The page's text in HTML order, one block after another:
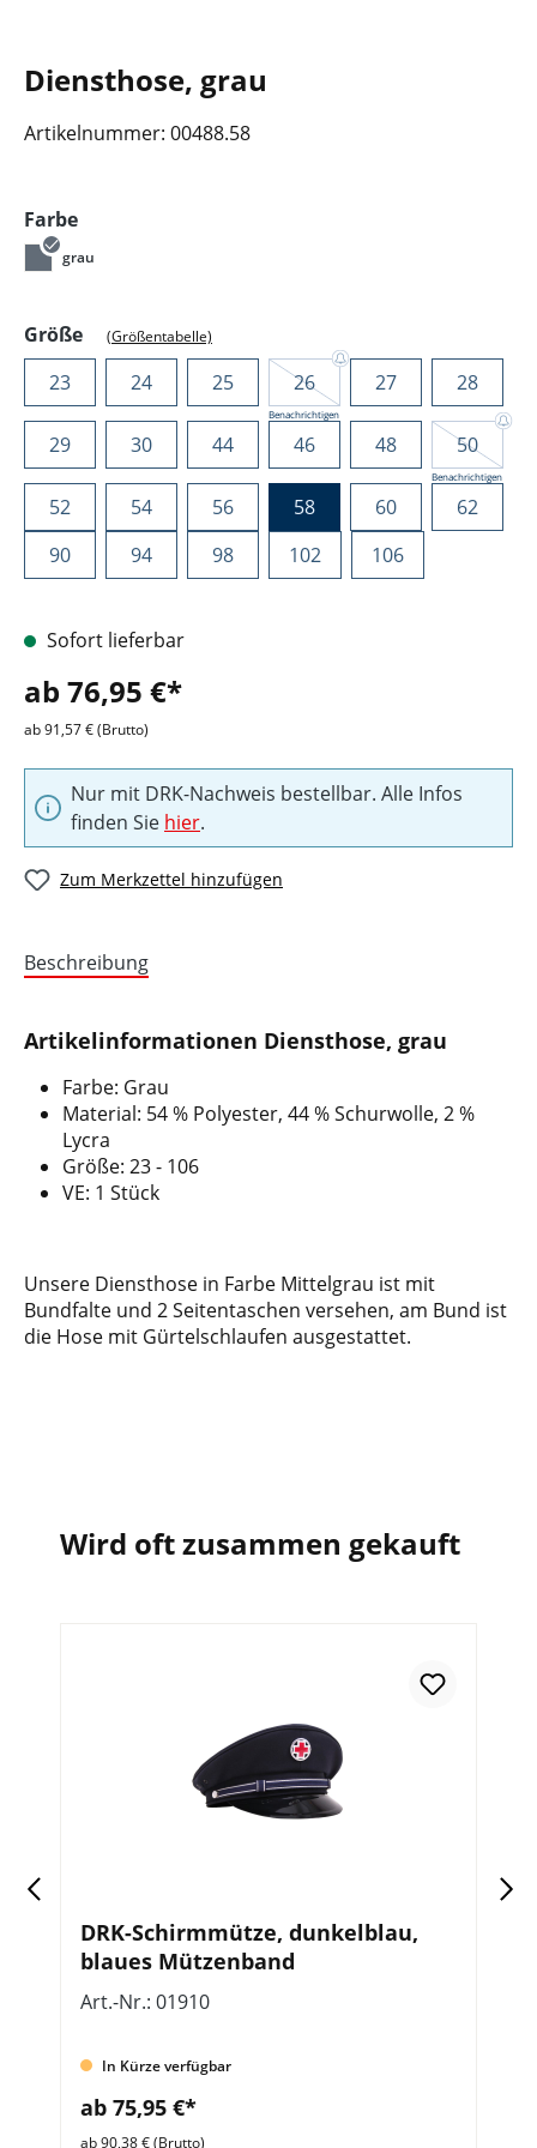
Diensthose, grau
Artikelnummer: 00488.58
Farbeauswählen
grau
Größeauswählen
(Größentabelle)
23 24 25 26
Benachrichtigen
27 28
29 30 44 46 48 50
Benachrichtigen
52 54 56 58 60
62
90
94 98 102 106
Sofort lieferbar
ab 76,95 €*
ab 91,57 € (Brutto)
Nur mit DRK-Nachweis bestellbar. Alle Infos
finden Sie hier.
Zum Merkzettel hinzufügen
Beschreibung
Artikelinformationen Diensthose, grau
Farbe: Grau
Material: 54 % Polyester, 44 % Schurwolle, 2 %
Lycra
Größe: 23 - 106
VE: 1 Stück
Unsere Diensthose in Farbe Mittelgrau ist mit
Bundfalte und 2 Seitentaschen versehen, am Bund ist
die Hose mit Gürtelschlaufen ausgestattet.
Wird oft zusammen gekauft
DRK-Schirmmütze, dunkelblau,
blaues Mützenband
Art.-Nr.: 01910
In Kürze verfügbar
ab 75,95 €*
ab 90,38 € (Brutto)